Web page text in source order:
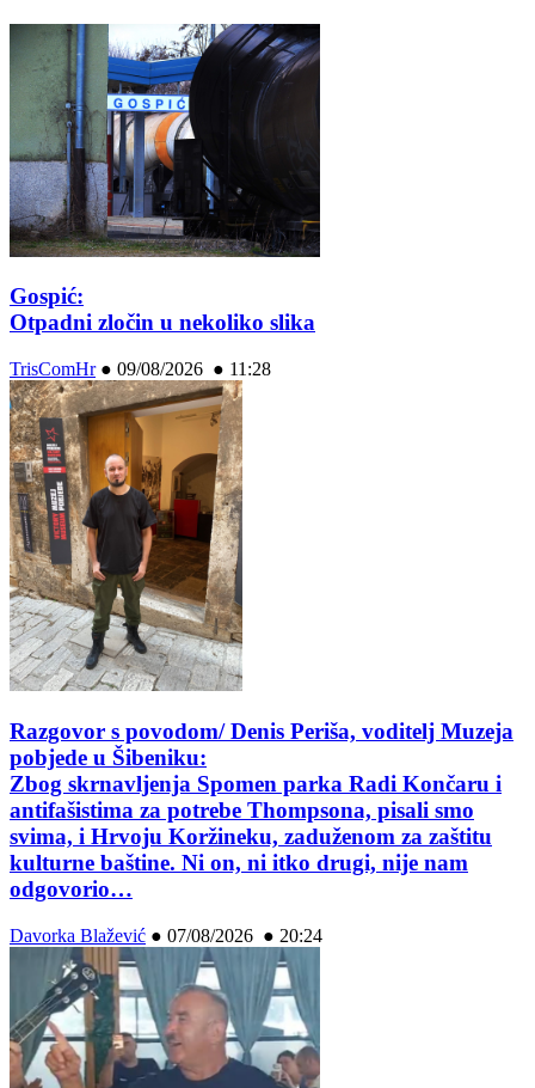
Gospić:
Otpadni zločin u nekoliko slika
TrisComHr● 09/08/2026 ● 11:28
Razgovor s povodom/ Denis Periša, voditelj Muzeja
pobjede u Šibeniku:
Zbog skrnavljenja Spomen parka Radi Končaru i
antifašistima za potrebe Thompsona, pisali smo
svima, i Hrvoju Koržineku, zaduženom za zaštitu
kulturne baštine. Ni on, ni itko drugi, nije nam
odgovorio…
Davorka Blažević ● 07/08/2026 ● 20:24